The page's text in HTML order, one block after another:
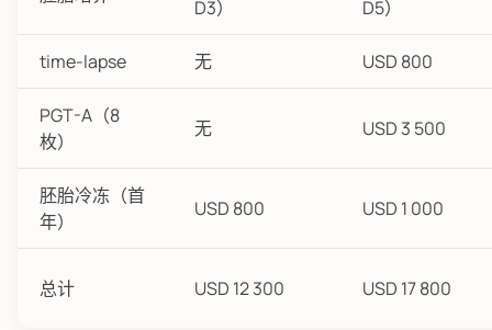
D3） D5）
time-lapse 无 USD 800
PGT-A（8
枚）
无 USD 3 500
胚胎冷冻（首
年）
USD 800 USD 1 000
总计 USD 12 300 USD 17 800